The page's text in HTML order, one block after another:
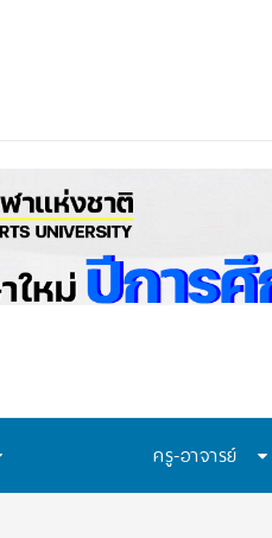
ครู-อาจารย์